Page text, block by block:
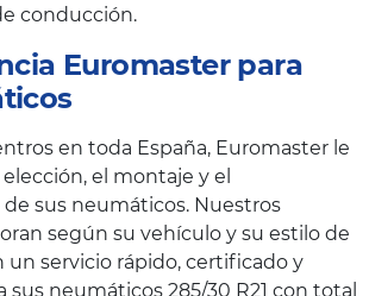
conducción.
Euromaster para
en toda España, Euromaster le
el montaje y el
sus neumáticos. Nuestros
según su vehículo y su estilo de
un servicio rápido, certificado y
sus neumáticos 285/30 R21 con total